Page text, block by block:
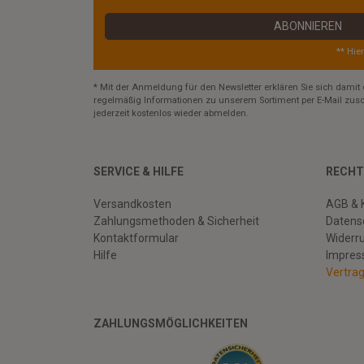
ABONNIEREN
**
* Mit der Anmeldung für den Newsletter erklären Sie sich damit
regelmäßig Informationen zu unserem Sortiment per E-Mail
jederzeit kostenlos wieder abmelden.
SERVICE & HILFE
Versandkosten
Zahlungsmethoden & Sicherheit
Kontaktformular
Hilfe
AGB
ZAHLUNGSMÖGLICHKEITEN